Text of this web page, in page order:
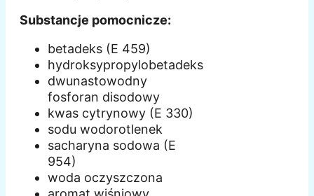
Substancje pomocnicze:
betadeks (E 459)
hydroksypropylobetadeks
dwunastowodny
fosforan disodowy
kwas cytrynowy (E 330)
sodu wodorotlenek
sacharyna sodowa (E
954)
woda oczyszczona